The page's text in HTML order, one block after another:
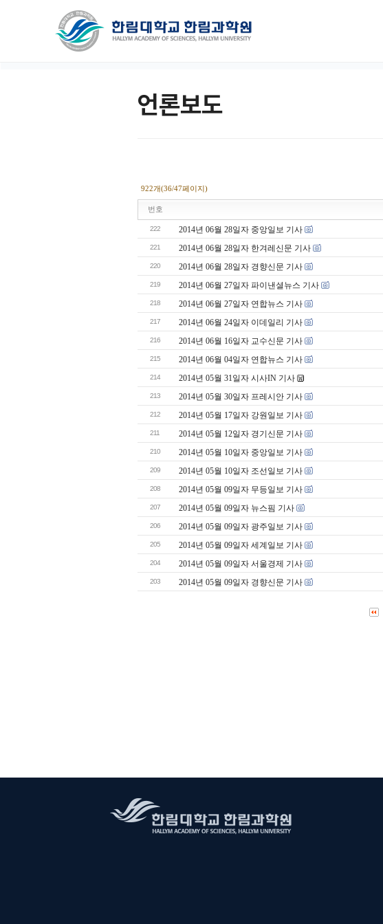
언론보도
922개(36/47페이지)
번호
222 2014년 06월 28일자 중앙일보 기사
221 2014년 06월 28일자 한겨레신문 기사
220 2014년 06월 28일자 경향신문 기사
219 2014년 06월 27일자 파이낸셜뉴스 기사
218 2014년 06월 27일자 연합뉴스 기사
217 2014년 06월 24일자 이데일리 기사
216 2014년 06월 16일자 교수신문 기사
215 2014년 06월 04일자 연합뉴스 기사
214 2014년 05월 31일자 시사IN 기사
213 2014년 05월 30일자 프레시안 기사
212 2014년 05월 17일자 강원일보 기사
211 2014년 05월 12일자 경기신문 기사
210 2014년 05월 10일자 중앙일보 기사
209 2014년 05월 10일자 조선일보 기사
208 2014년 05월 09일자 무등일보 기사
207 2014년 05월 09일자 뉴스핌 기사
206 2014년 05월 09일자 광주일보 기사
205 2014년 05월 09일자 세계일보 기사
204 2014년 05월 09일자 서울경제 기사
203 2014년 05월 09일자 경향신문 기사